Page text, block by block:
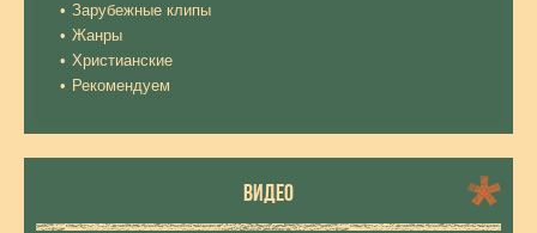
Зарубежные клипы
Жанры
Христианские
Рекомендуем
ВИДЕО